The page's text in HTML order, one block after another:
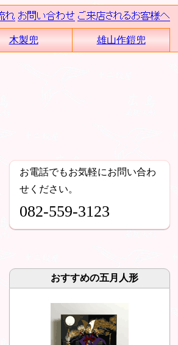
木製兜 雄山作鎧兜
お電話でもお気軽にお問い合わ
せください。
082-559-3123
おすすめの五月人形